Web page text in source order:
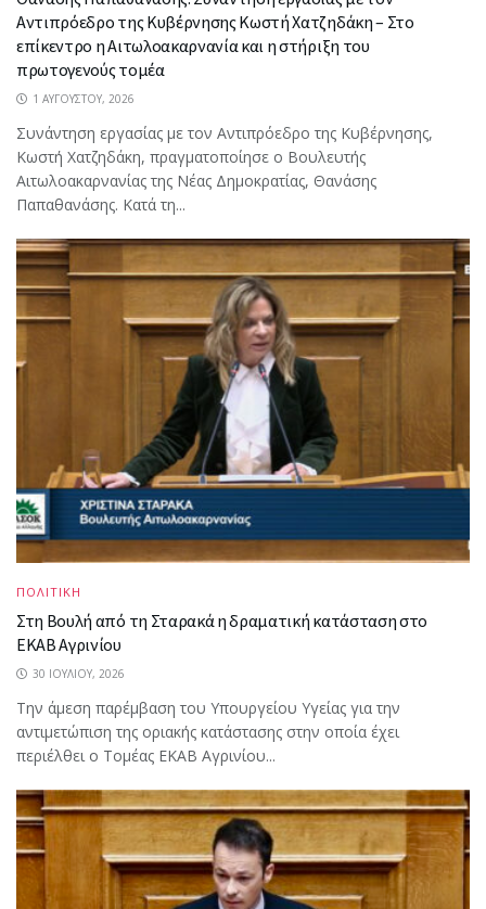
Αντιπρόεδρο της Κυβέρνησης Κωστή Χατζηδάκη – Στο
επίκεντρο η Αιτωλοακαρνανία και η στήριξη του
πρωτογενούς τομέα
1 ΑΥΓΟΎΣΤΟΥ, 2026
Συνάντηση εργασίας με τον Αντιπρόεδρο της Κυβέρνησης,
Κωστή Χατζηδάκη, πραγματοποίησε ο Βουλευτής
Αιτωλοακαρνανίας της Νέας Δημοκρατίας, Θανάσης
Παπαθανάσης. Κατά τη...
ΠΟΛΙΤΙΚΗ
Στη Βουλή από τη Σταρακά η δραματική κατάσταση στο
ΕΚΑΒ Αγρινίου
30 ΙΟΥΛΊΟΥ, 2026
Την άμεση παρέμβαση του Υπουργείου Υγείας για την
αντιμετώπιση της οριακής κατάστασης στην οποία έχει
περιέλθει ο Τομέας ΕΚΑΒ Αγρινίου...